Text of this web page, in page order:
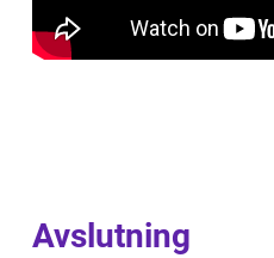
Avslutning